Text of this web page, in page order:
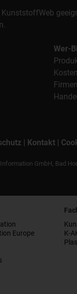
Wer-
| Kontakt |
GmbH, Bad
Europe
K-